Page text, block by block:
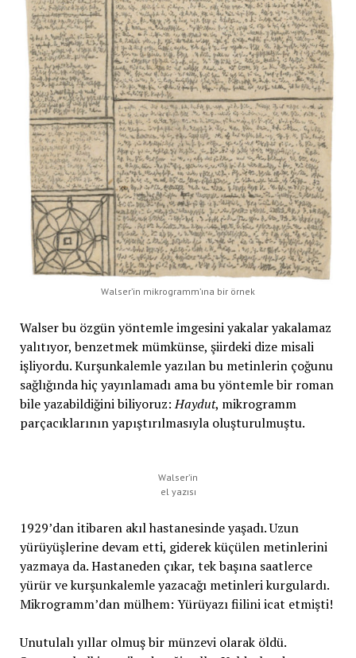
Walser’in mikrogramm’ına bir örnek
Walser bu özgün yöntemle imgesini yakalar yakalamaz
yalıtıyor, benzetmek mümkünse, şiirdeki dize misali
işliyordu. Kurşunkalemle yazılan bu metinlerin çoğunu
sağlığında hiç yayınlamadı ama bu yöntemle bir roman
bile yazabildiğini biliyoruz:Haydut, mikrogramm
parçacıklarının yapıştırılmasıyla oluşturulmuştu.
Walser’in
el yazısı
1929’dan itibaren akıl hastanesinde yaşadı. Uzun
yürüyüşlerine devam etti, giderek küçülen metinlerini
yazmaya da. Hastaneden çıkar, tek başına saatlerce
yürür ve kurşunkalemle yazacağı metinleri kurgulardı.
Mikrogramm’dan mülhem: Yürüyazı fiilini icat etmişti!
Unutulalı yıllar olmuş bir münzevi olarak öldü.